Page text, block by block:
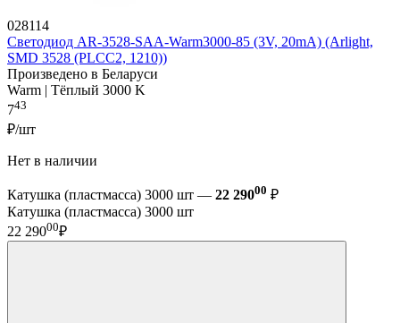
028114
Светодиод AR-3528-SAA-Warm3000-85 (3V, 20mA) (Arlight,
SMD 3528 (PLCC2, 1210))
Произведено в Беларуси
Warm | Тёплый 3000 K
743
₽/шт
Нет в наличии
Катушка (пластмасса) 3000 шт — 22 29000 ₽
Катушка (пластмасса) 3000 шт
22 29000₽